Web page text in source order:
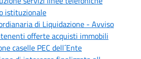
istituzionale
di Liquidazione - Avviso
offerte acquisti immobili
caselle PEC dell´Ente